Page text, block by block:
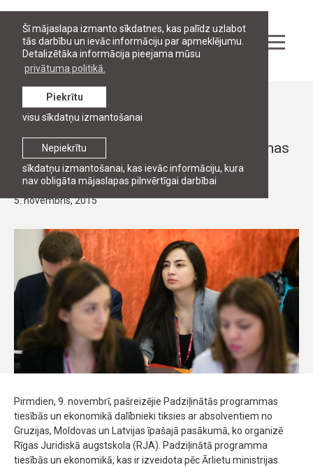
Šī mājaslapa izmanto sīkdatnes, kas palīdz uzlabot
tās darbību un ievāc informāciju par apmeklējumu.
Detalizētāka informācija pieejama mūsu
privātuma politikā.
Nepiekrītu
sīkdatņu izmantošanai, kas ievāc informāciju, kura
nav obligāta mājaslapas pilnvērtīgai darbībai
Piekrītu
visu sīkdatņu izmantošanai
Ziņas
Padziļinātās programmas tiesībās un
ekonomikā studenti tiksies ar programmas
absolventiem
5. novembris, 2015
Pirmdien, 9. novembrī, pašreizējie Padziļinātās programmas
tiesībās un ekonomikā dalībnieki tiksies ar absolventiem no
Gruzijas, Moldovas un Latvijas īpašajā pasākumā, ko organizē
Rīgas Juridiskā augstskola (RJA). Padziļinātā programma
tiesībās un ekonomikā, kas ir izveidota pēc Ārlietu ministrijas